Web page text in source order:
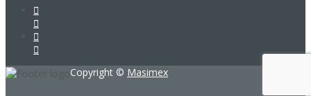
Copyright © Masimex